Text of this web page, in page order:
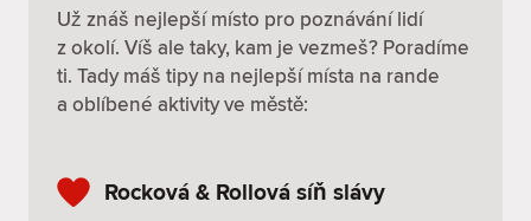
Už znáš nejlepší místo pro poznávání lidí
z okolí. Víš ale taky, kam je vezmeš? Poradíme
ti. Tady máš tipy na nejlepší místa na rande
a oblíbené aktivity ve městě:
Rocková & Rollová síň slávy